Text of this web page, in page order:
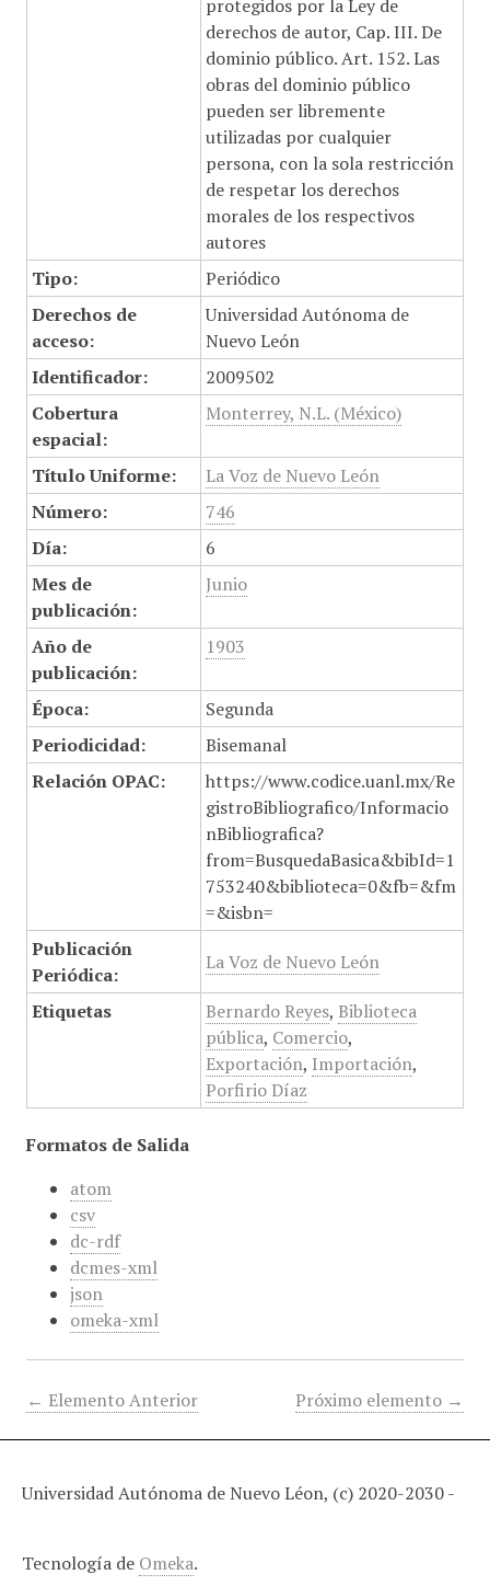
protegidos por la Ley de
derechos de autor, Cap. III. De
dominio público. Art. 152. Las
obras del dominio público
pueden ser libremente
utilizadas por cualquier
persona, con la sola restricción
de respetar los derechos
morales de los respectivos
autores
Tipo:
Periódico
Derechos de
acceso:
Universidad Autónoma de
Nuevo León
Identificador:
2009502
Cobertura
espacial:
Monterrey, N.L. (México)
Título Uniforme:
La Voz de Nuevo León
Número:
746
Día:
6
Mes de
publicación:
Junio
Año de
publicación:
1903
Época:
Segunda
Periodicidad:
Bisemanal
Relación OPAC:
https://www.codice.uanl.mx/Re
gistroBibliografico/Informacio
nBibliografica?
from=BusquedaBasica&bibId=1
753240&biblioteca=0&fb=&fm
=&isbn=
Publicación
Periódica:
La Voz de Nuevo León
Etiquetas Bernardo Reyes, Biblioteca
pública, Comercio,
Exportación, Importación,
Porfirio Díaz
Formatos de Salida
atom
csv
dc-rdf
dcmes-xml
json
omeka-xml
← Elemento Anterior Próximo elemento →
Universidad Autónoma de Nuevo Léon, (c) 2020-2030 -
Tecnología de Omeka.